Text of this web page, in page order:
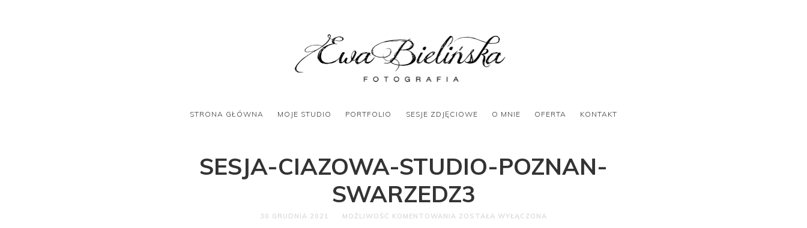
STRONA GŁÓWNA MOJE STUDIO PORTFOLIO SESJE ZDJĘCIOWE O MNIE OFERTA KONTAKT
SESJA-CIAZOWA-STUDIO-POZNAN-
SWARZEDZ3
30 GRUDNIA 2021 MOŻLIWOŚĆ KOMENTOWANIA ZOSTAŁA WYŁĄCZONA